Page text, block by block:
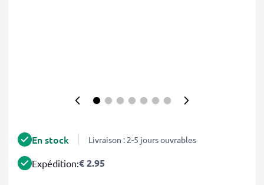
En stock Livraison : 2-5 jours ouvrables
Expédition:€ 2.95